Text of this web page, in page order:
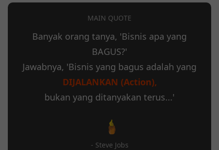
MAIN QUOTE
Banyak orang tanya, 'Bisnis apa yang
BAGUS?'
Jawabnya, 'Bisnis yang bagus adalah yang
DIJALANKAN (Action),
bukan yang ditanyakan terus...'
- Steve Jobs